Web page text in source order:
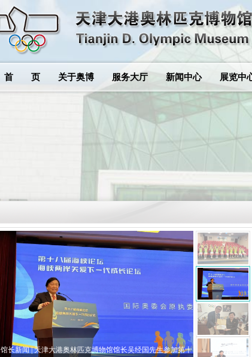
首 页 关于奥博 服务大厅 新闻中心 展览中
馆长新闻 | 天津大港奥林匹克博物馆馆长吴经国先生参加第十